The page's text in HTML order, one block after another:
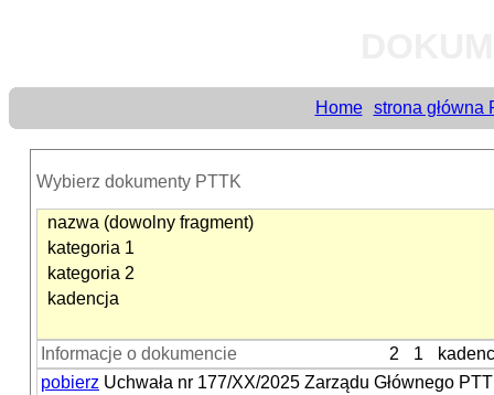
Home strona główna
Wybierz dokumenty PTTK
nazwa (dowolny fragment)
kategoria 1
kategoria 2
kadencja
Informacje o dokumencie 2 1
pobierz Uchwała nr 177/XX/2025 Zarządu Głównego